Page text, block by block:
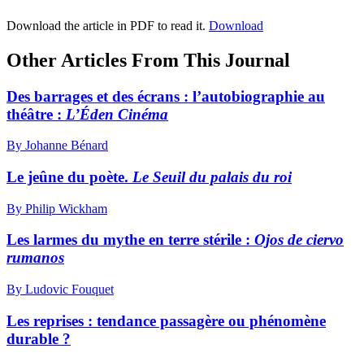
Download the article in PDF to read it. Download
Other Articles From This Journal
Des barrages et des écrans : l’autobiographie au
théâtre : L’Éden Cinéma
By Johanne Bénard
Le jeûne du poète. Le Seuil du palais du roi
By Philip Wickham
Les larmes du mythe en terre stérile : Ojos de ciervo
rumanos
By Ludovic Fouquet
Les reprises : tendance passagère ou phénomène
durable ?